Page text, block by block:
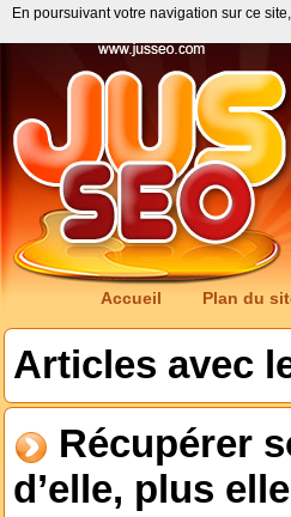
Accueil Plan du
Articles avec
Récupérer
d’elle, plus
En poursuivant votre navigation sur ce